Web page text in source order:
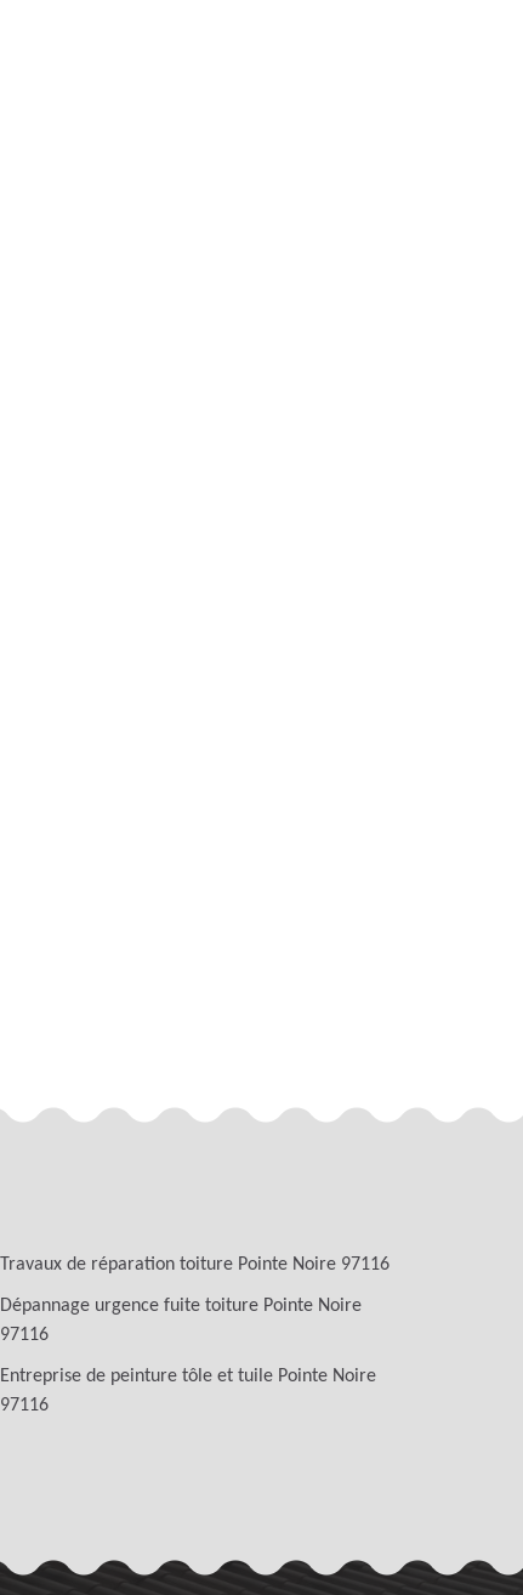
Travaux de réparation toiture Pointe Noire 97116
Dépannage urgence fuite toiture Pointe Noire
97116
Entreprise de peinture tôle et tuile Pointe Noire
97116